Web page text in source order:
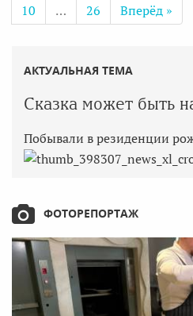
10
… 26 Вперёд »
АКТУАЛЬНАЯ ТЕМА
Сказка может быть
Побывали в резиденции
ФОТОРЕПОРТАЖ